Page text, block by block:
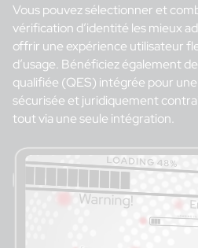
Vous pouvez sélectionner et
vérification d’identité les mieux
offrir une expérience utilisateur
d’usage. Bénéficiez également
qualifiée (QES) intégrée pour
sécurisée et juridiquement
tout via une seule intégration.